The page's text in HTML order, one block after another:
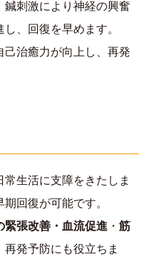
刺激により神経の興奮
、回復を早めます。
己治癒力が向上し、再発
生活に支障をきたしま
回復が可能です。
緊張改善・血流促進 ・ 筋
発予防にも役立ちま